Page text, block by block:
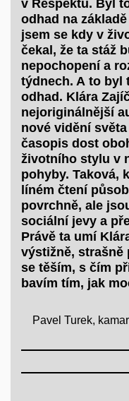
v Respektu. Byl
odhad na
jsem se kdy v
čekal, že ta stáž
nepochopení a
týdnech. A to byl
odhad. Klára
nejoriginálnější
nové vidění
časopis dost
životního stylu v
pohyby. Taková,
líném čtení
povrchně, ale
sociální jevy a
Právě ta umí
výstižně, strašně
se těším, s čím
bavím tím, jak
Pavel Turek,